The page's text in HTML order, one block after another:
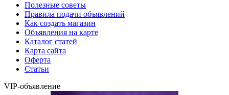
Полезные советы
Правила подачи объявлений
Как создать магазин
Объявления на карте
Каталог статей
Карта сайта
Оферта
Статьи
VIP-объявление